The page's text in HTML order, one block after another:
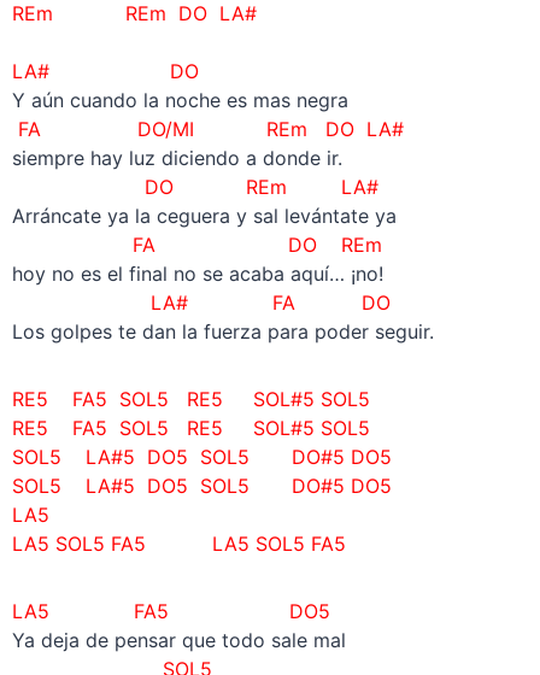
REm REm DO LA#
LA# DO
Y aún cuando la noche es mas negra
FA DO/MI REm DO LA#
siempre hay luz diciendo a donde ir.
DOREm LA#
Arráncate ya la ceguera y sal levántate ya
FA DO REm
hoy no es el final no se acaba aquí… ¡no!
LA# FA DO
Los golpes te dan la fuerza para poder seguir.
RE5 FA5 SOL5 RE5 SOL#5 SOL5
RE5 FA5 SOL5 RE5 SOL#5 SOL5
SOL5 LA#5 DO5 SOL5 DO#5 DO5
SOL5 LA#5 DO5 SOL5 DO#5 DO5
LA5
LA5 SOL5 FA5 LA5 SOL5 FA5
LA5 FA5 DO5
Ya deja de pensar que todo sale mal
SOL5